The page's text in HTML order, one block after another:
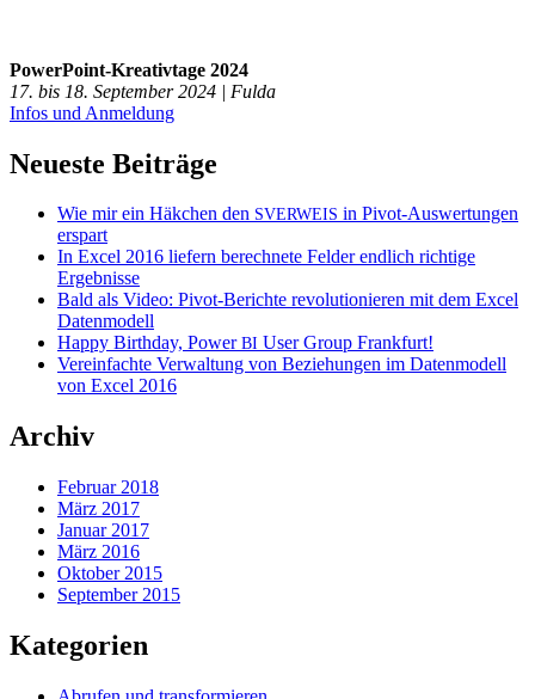
PowerPoint-Kreativtage 2024
17. bis 18. September 2024 | Fulda
Infos und Anmeldung
Neueste Beiträge
Wie mir ein Häkchen den SVERWEIS in Pivot-Auswertungen
erspart
In Excel 2016 liefern berechnete Felder endlich richtige
Ergebnisse
Bald als Video: Pivot-Berichte revolutionieren mit dem Excel
Datenmodell
Happy Birthday, PowerBI User Group Frankfurt!
Vereinfachte Verwaltung von Beziehungen im Datenmodell
von Excel 2016
Archiv
Februar 2018
März 2017
Januar 2017
März 2016
Oktober 2015
September 2015
Kategorien